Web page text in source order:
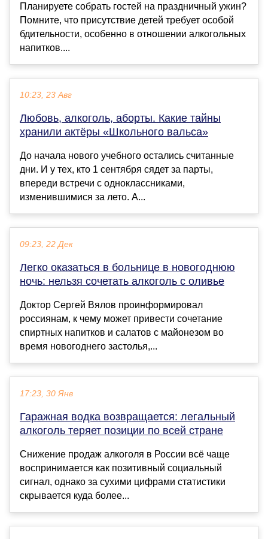
Планируете собрать гостей на праздничный ужин?
Помните, что присутствие детей требует особой
бдительности, особенно в отношении алкогольных
напитков....
10:23, 23 Авг
Любовь, алкоголь, аборты. Какие тайны
хранили актёры «Школьного вальса»
До начала нового учебного остались считанные
дни. И у тех, кто 1 сентября сядет за парты,
впереди встречи с одноклассниками,
изменившимися за лето. A...
09:23, 22 Дек
Легко оказаться в больнице в новогоднюю
ночь: нельзя сочетать алкоголь с оливье
Доктор Сергей Вялов проинформировал
россиянам, к чему может привести сочетание
спиртных напитков и салатов с майонезом во
время новогоднего застолья,...
17:23, 30 Янв
Гаражная водка возвращается: легальный
алкоголь теряет позиции по всей стране
Снижение продаж алкоголя в России всё чаще
воспринимается как позитивный социальный
сигнал, однако за сухими цифрами статистики
скрывается куда более...